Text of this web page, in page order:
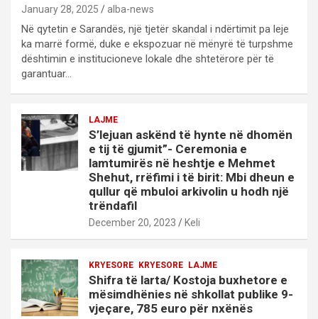
January 28, 2025 alba-news
Në qytetin e Sarandës, një tjetër skandal i ndërtimit pa leje
ka marrë formë, duke e ekspozuar në mënyrë të turpshme
dështimin e institucioneve lokale dhe shtetërore për të
garantuar…
LAJME
S’lejuan askënd të hynte në dhomën
e tij të gjumit”- Ceremonia e
lamtumirës në heshtje e Mehmet
Shehut, rrëfimi i të birit: Mbi dheun e
qullur që mbuloi arkivolin u hodh një
trëndafil
December 20, 2023 Keli
KRYESORE KRYESORE LAJME
Shifra të larta/ Kostoja buxhetore e
mësimdhënies në shkollat publike 9-
vjeçare, 785 euro për nxënës